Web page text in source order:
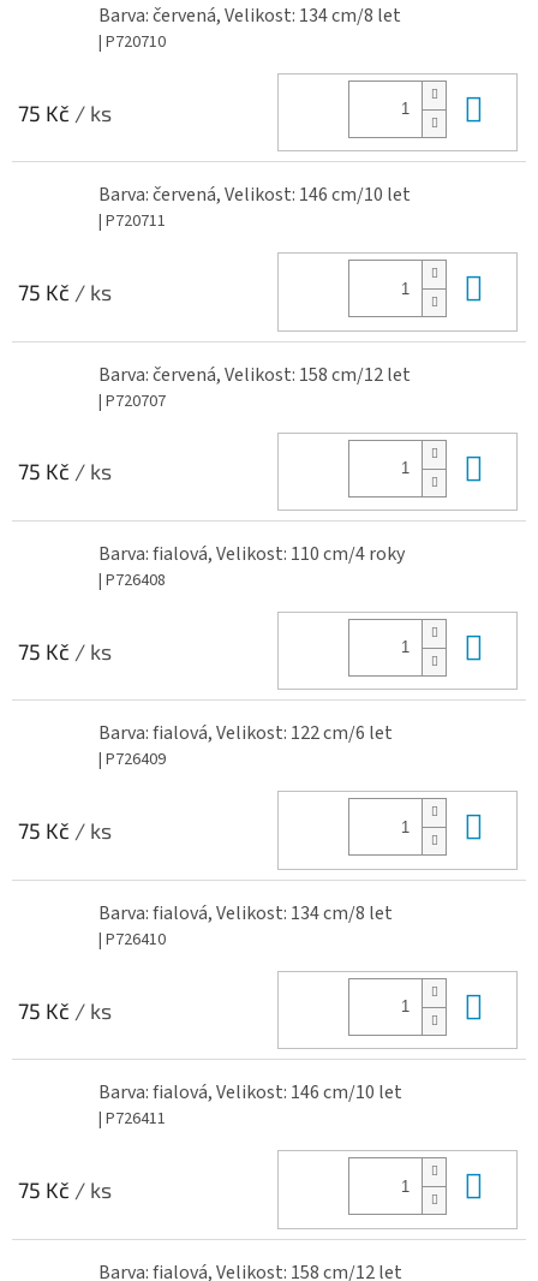
Barva: červená, Velikost: 134 cm/8 let
| P720710
75 Kč / ks
Barva: červená, Velikost: 146 cm/10 let
| P720711
75 Kč / ks
Barva: červená, Velikost: 158 cm/12 let
| P720707
75 Kč / ks
Barva: fialová, Velikost: 110 cm/4 roky
| P726408
75 Kč / ks
Barva: fialová, Velikost: 122 cm/6 let
| P726409
75 Kč / ks
Barva: fialová, Velikost: 134 cm/8 let
| P726410
75 Kč / ks
Barva: fialová, Velikost: 146 cm/10 let
| P726411
75 Kč / ks
Barva: fialová, Velikost: 158 cm/12 let